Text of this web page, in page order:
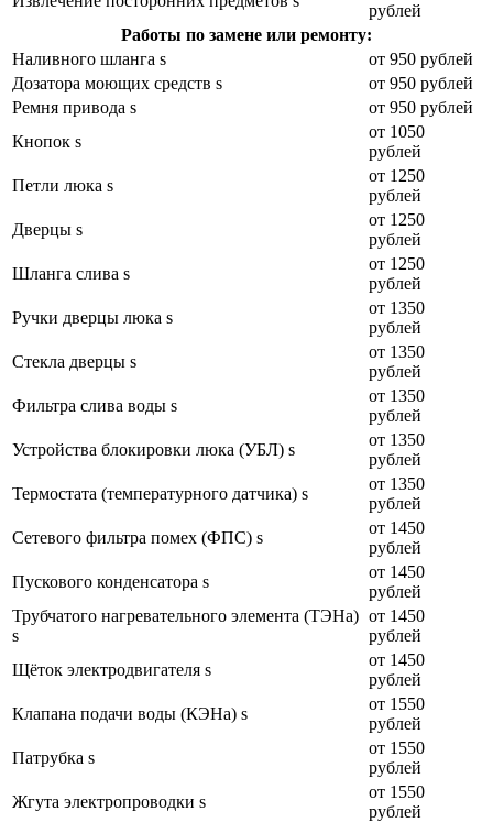
рублей
Работы по замене или ремонту:
Наливного шланга s
от 950 рублей
Дозатора моющих средств s
от 950 рублей
Ремня привода s
от 950 рублей
Кнопок s
от 1050
рублей
Петли люка s
от 1250
рублей
Дверцы s
от 1250
рублей
Шланга слива s
от 1250
рублей
Ручки дверцы люка s
от 1350
рублей
Стекла дверцы s
от 1350
рублей
Фильтра слива воды s
от 1350
рублей
Устройства блокировки люка (УБЛ) s
от 1350
рублей
Термостата (температурного датчика) s
от 1350
рублей
Сетевого фильтра помех (ФПС) s
от 1450
рублей
Пускового конденсатора s
от 1450
рублей
Трубчатого нагревательного элемента (ТЭНа)
s
от 1450
рублей
Щёток электродвигателя s
от 1450
рублей
Клапана подачи воды (КЭНа) s
от 1550
рублей
Патрубка s
от 1550
рублей
Жгута электропроводки s
от 1550
рублей